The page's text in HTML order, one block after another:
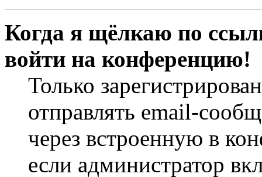
Когда я щёлкаю по
войти на конференцию!
Только
отправлять email-
через встроенную в
если администратор